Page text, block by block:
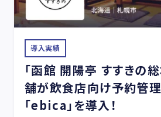
導入実績
「函館 開陽亭 すすきの
舗が飲食店向け予約管
「ebica」を導入！